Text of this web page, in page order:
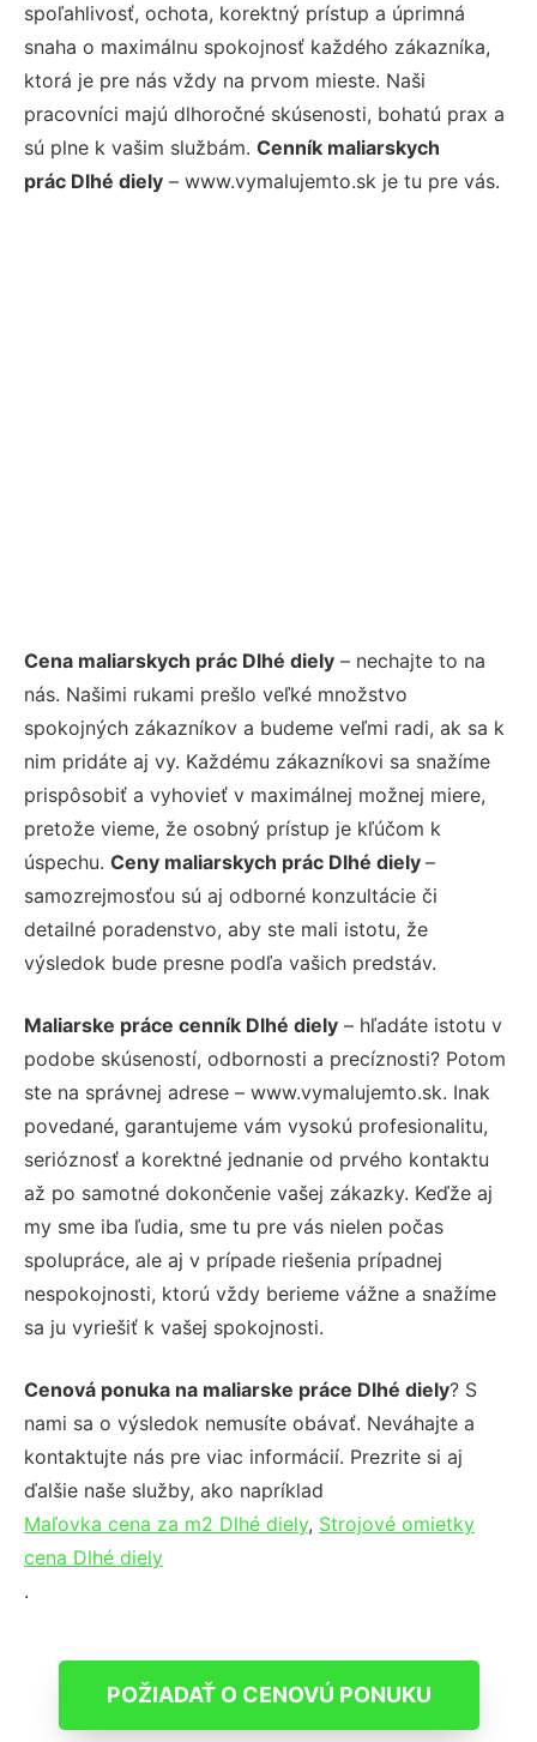
spoľahlivosť, ochota, korektný prístup a úprimná
snaha o maximálnu spokojnosť každého zákazníka,
ktorá je pre nás vždy na prvom mieste. Naši
pracovníci majú dlhoročné skúsenosti, bohatú prax a
sú plne k vašim službám. Cenník maliarskych
prác Dlhé diely – www.vymalujemto.sk je tu pre vás.
Cena maliarskych prác Dlhé diely – nechajte to na
nás. Našimi rukami prešlo veľké množstvo
spokojných zákazníkov a budeme veľmi radi, ak sa k
nim pridáte aj vy. Každému zákazníkovi sa snažíme
prispôsobiť a vyhovieť v maximálnej možnej miere,
pretože vieme, že osobný prístup je kľúčom k
úspechu. Ceny maliarskych prác Dlhé diely –
samozrejmosťou sú aj odborné konzultácie či
detailné poradenstvo, aby ste mali istotu, že
výsledok bude presne podľa vašich predstáv.
Maliarske práce cenník Dlhé diely – hľadáte istotu v
podobe skúseností, odbornosti a precíznosti? Potom
ste na správnej adrese – www.vymalujemto.sk. Inak
povedané, garantujeme vám vysokú profesionalitu,
serióznosť a korektné jednanie od prvého kontaktu
až po samotné dokončenie vašej zákazky. Keďže aj
my sme iba ľudia, sme tu pre vás nielen počas
spolupráce, ale aj v prípade riešenia prípadnej
nespokojnosti, ktorú vždy berieme vážne a snažíme
sa ju vyriešiť k vašej spokojnosti.
Cenová ponuka na maliarske práce Dlhé diely? S
nami sa o výsledok nemusíte obávať. Neváhajte a
kontaktujte nás pre viac informácií. Prezrite si aj
ďalšie naše služby, ako napríklad
Maľovka cena za m2 Dlhé diely, Strojové omietky
cena Dlhé diely
.
POŽIADAŤ O CENOVÚ PONUKU